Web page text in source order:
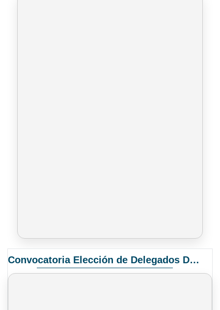
Convocatoria Elección de Delegados Docentes para el XIV Congreso Nacional de Universidades